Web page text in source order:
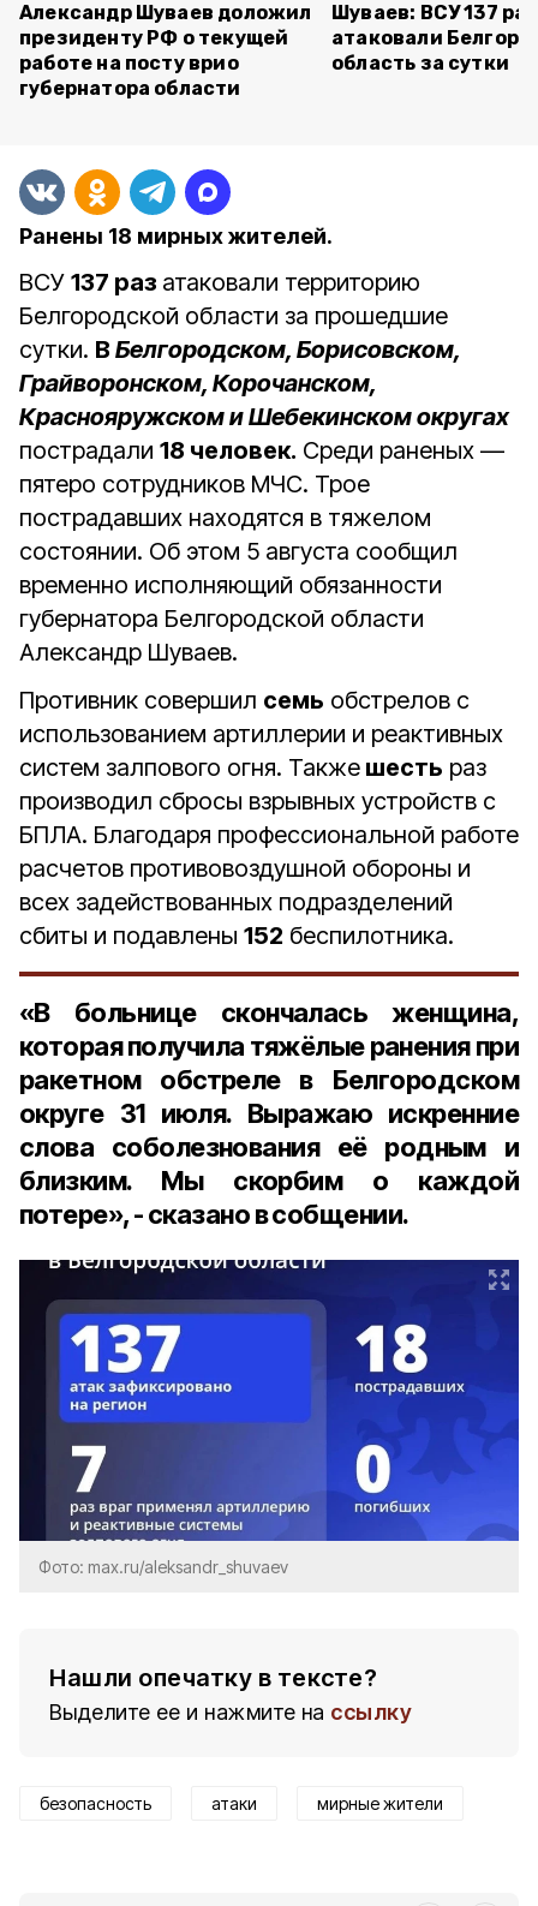
Александр Шуваев доложил
президенту РФ о текущей
работе на посту врио
губернатора области
Шуваев: ВСУ 137 раз
атаковали
область за сутки
Ранены 18 мирных жителей.
ВСУ 137 раз атаковали территорию
Белгородской области за прошедшие
сутки. В Белгородском, Борисовском,
Грайворонском, Корочанском,
Краснояружском и Шебекинском округах
пострадали 18 человек. Среди раненых —
пятеро сотрудников МЧС. Трое
пострадавших находятся в тяжелом
состоянии. Об этом 5 августа сообщил
временно исполняющий обязанности
губернатора Белгородской области
Александр Шуваев.
Противник совершил семь обстрелов с
использованием артиллерии и реактивных
систем залпового огня. Также шесть раз
производил сбросы взрывных устройств с
БПЛА. Благодаря профессиональной работе
расчетов противовоздушной обороны и
всех задействованных подразделений
сбиты и подавлены 152 беспилотника.
«В больнице скончалась женщина,
которая получила тяжёлые ранения при
ракетном обстреле в Белгородском
округе 31 июля. Выражаю искренние
слова соболезнования её родным и
близким. Мы скорбим о каждой
потере», - сказано в собщении.
Фото: max.ru/aleksandr_shuvaev
Нашли опечатку в тексте?
Выделите ее и нажмите на ссылку
безопасность атаки мирные жители